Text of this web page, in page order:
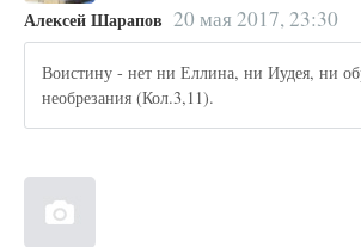
Алексей Шарапов 20 мая 2017, 23:30
Воистину - нет ни Еллина, ни Иудея, ни
необрезания (Кол.3,11).